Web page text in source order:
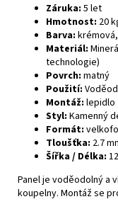
Záruka: 5 let
Hmotnost: 20
Barva:
Materiál:
technologie)
Povrch: matný
Použití:
Montáž: lepidlo
Styl: Kamenný
Formát:
Tloušťka: 2.7
Šířka / Délka:
Panel je voděodolný a
koupelny. Montáž se